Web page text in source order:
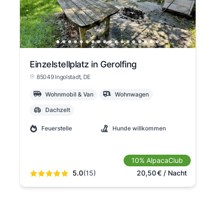
Einzelstellplatz in Gerolfing
85049 Ingolstadt, DE
Wohnmobil & Van Wohnwagen
Dachzelt
Feuerstelle Hunde willkommen
5.0(15)
10% AlpacaClub
20,50€/ Nacht